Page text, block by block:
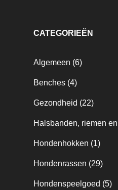
CATEGORIEËN
Algemeen (6)
Benches (4)
Gezondheid (22)
Halsbanden, riemen
Hondenhokken (1)
Hondenrassen (29)
Hondenspeelgoed (5)